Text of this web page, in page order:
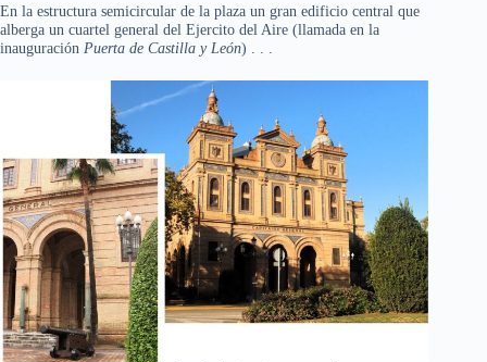
En la estructura semicircular de la plaza un gran edificio central que
alberga un cuartel general del Ejercito del Aire (llamada en la
inauguración Puerta de Castilla y León) . . .